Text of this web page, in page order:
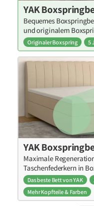
YAK
Bequemes
und originalem
Originaler Boxspring 5
YAK
Maximale
Taschenfederkern in
Das beste Bett von YAK
Mehr Kopfteile & Farben